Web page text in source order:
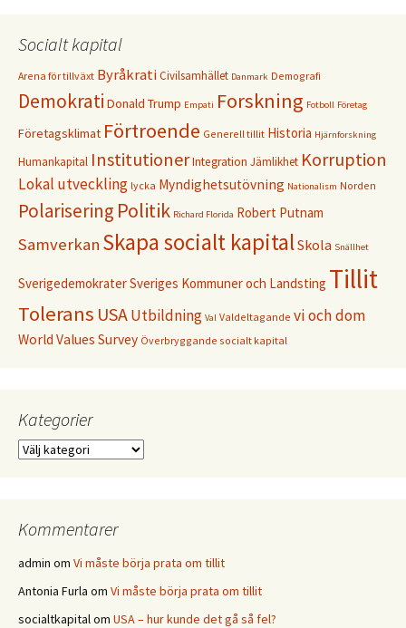
Socialt kapital
Arena för tillväxt ByråkratiCivilsamhället Danmark Demografi
Demokrati Donald Trump Empati Forskning Fotboll Företag
Företagsklimat Förtroende Generell tillit Historia Hjärnforskning
Humankapital InstitutionerIntegration Jämlikhet Korruption
Lokal utveckling lycka Myndighetsutövning Nationalism Norden
Polarisering Politik Richard Florida Robert Putnam
Samverkan Skapa socialt kapitalSkola Snällhet
SverigedemokraterSveriges Kommuner och Landsting Tillit
Tolerans USAUtbildning Val Valdeltagande vi och dom
World Values Survey Överbryggande socialt kapital
Kategorier
Kategorier
Kommentarer
admin om Vi måste börja prata om tillit
Antonia Furla om Vi måste börja prata om tillit
socialtkapital om USA – hur kunde det gå så fel?